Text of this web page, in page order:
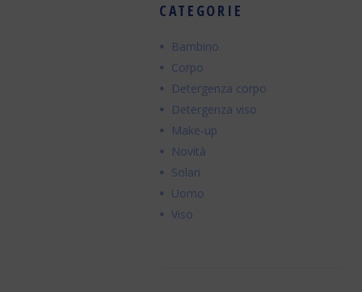
CATEGORIE
Bambino
Corpo
Detergenza corpo
Detergenza viso
Make-up
Novità
Solari
Uomo
Viso